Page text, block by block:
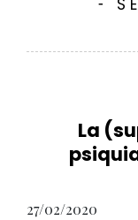
La
27/02/2020